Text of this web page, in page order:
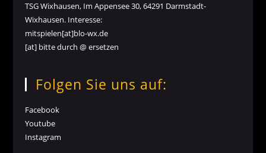
TSG Wixhausen, Im Appensee 30, 64291 Darmstadt-
Wixhausen. Interesse:
mitspielen[at]blo-wx.de
[at] bitte durch @ ersetzen
Folgen Sie uns auf:
Facebook
Youtube
Instagram